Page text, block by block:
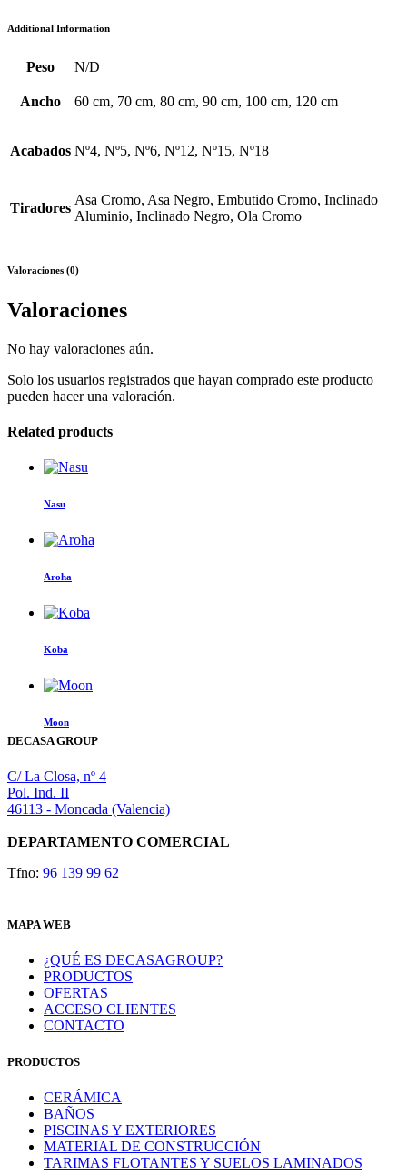
Additional Information
Peso N/D
Ancho 60 cm, 70 cm, 80 cm, 90 cm, 100 cm, 120 cm
Acabados Nº4, Nº5, Nº6, Nº12, Nº15, Nº18
Tiradores
Asa Cromo, Asa Negro, Embutido Cromo, Inclinado
Aluminio, Inclinado Negro, Ola Cromo
Valoraciones (0)
Valoraciones
No hay valoraciones aún.
Solo los usuarios registrados que hayan comprado este producto
pueden hacer una valoración.
Related products
Las
elegir
producto
Nasu
Aroha
Las
pueden
en
página
producto
Koba
múltiples
variantes.
opciones
pueden
en
la
página
Moon
DECASA GROUP
C/ La Closa, nº 4
Pol. Ind. II
46113 - Moncada (Valencia)
DEPARTAMENTO COMERCIAL
Tfno: 96 139 99 62
MAPA WEB
¿QUÉ ES DECASAGROUP?
PRODUCTOS
OFERTAS
ACCESO CLIENTES
CONTACTO
PRODUCTOS
CERÁMICA
BAÑOS
PISCINAS Y EXTERIORES
MATERIAL DE CONSTRUCCIÓN
TARIMAS FLOTANTES Y SUELOS LAMINADOS